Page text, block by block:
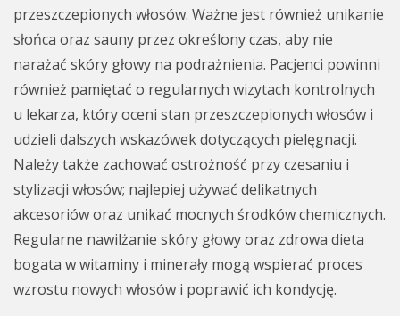
przeszczepionych włosów. Ważne jest również unikanie
słońca oraz sauny przez określony czas, aby nie
narażać skóry głowy na podrażnienia. Pacjenci powinni
również pamiętać o regularnych wizytach kontrolnych
u lekarza, który oceni stan przeszczepionych włosów i
udzieli dalszych wskazówek dotyczących pielęgnacji.
Należy także zachować ostrożność przy czesaniu i
stylizacji włosów; najlepiej używać delikatnych
akcesoriów oraz unikać mocnych środków chemicznych.
Regularne nawilżanie skóry głowy oraz zdrowa dieta
bogata w witaminy i minerały mogą wspierać proces
wzrostu nowych włosów i poprawić ich kondycję.